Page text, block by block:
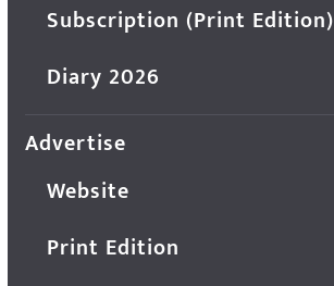
Subscription (Print Edition)
Diary 2026
Advertise
Website
Print Edition